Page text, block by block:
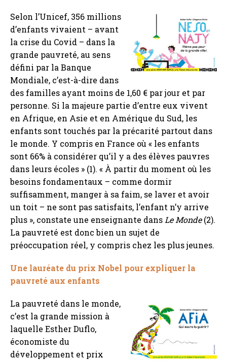
Selon l’Unicef, 356 millions
d’enfants vivaient – avant
la crise du Covid – dans la
grande pauvreté, au sens
défini par la Banque
Mondiale, c’est-à-dire dans
des familles ayant moins de 1,60 € par jour et par
personne. Si la majeure partie d’entre eux vivent
en Afrique, en Asie et en Amérique du Sud, les
enfants sont touchés par la précarité partout dans
le monde. Y compris en France où « les enfants
sont 66% à considérer qu’il y a des élèves pauvres
dans leurs écoles » (1). « À partir du moment où les
besoins fondamentaux – comme dormir
suffisamment, manger à sa faim, se laver et avoir
un toit – ne sont pas satisfaits, l’enfant n’y arrive
plus », constate une enseignante dans Le Monde(2).
La pauvreté est donc bien un sujet de
préoccupation réel, y compris chez les plus jeunes.
Une lauréate du prix Nobel pour expliquer la
pauvreté aux enfants
La pauvreté dans le monde,
c’est la grande mission à
laquelle Esther Duflo,
économiste du
développement et prix